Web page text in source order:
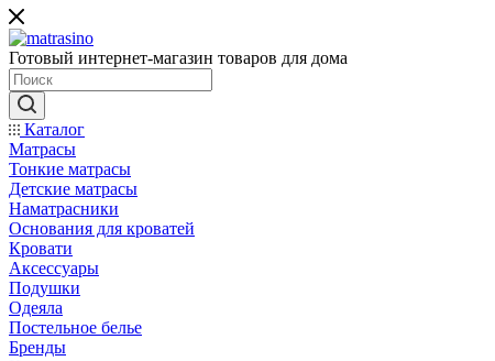
Готовый интернет-магазин товаров для дома
Каталог
Матрасы
Тонкие матрасы
Детские матрасы
Наматрасники
Основания для кроватей
Кровати
Аксессуары
Подушки
Одеяла
Постельное белье
Бренды